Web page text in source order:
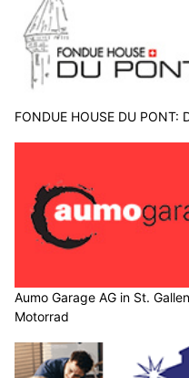
FONDUE HOUSE DU
Aumo Garage AG in St.
Motorrad